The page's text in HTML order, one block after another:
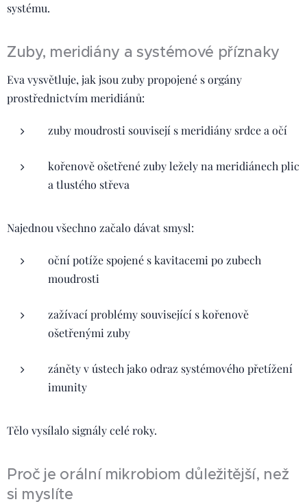
systému.
Zuby, meridiány a systémové příznaky
Eva vysvětluje, jak jsou zuby propojené s orgány
prostřednictvím meridiánů:
zuby moudrosti souvisejí s meridiány srdce a očí
kořenově ošetřené zuby ležely na meridiánech plic
a tlustého střeva
Najednou všechno začalo dávat smysl:
oční potíže spojené s kavitacemi po zubech
moudrosti
zažívací problémy související s kořenově
ošetřenými zuby
záněty v ústech jako odraz systémového přetížení
imunity
Tělo vysílalo signály celé roky.
Proč je orální mikrobiom důležitější, než
si myslíte